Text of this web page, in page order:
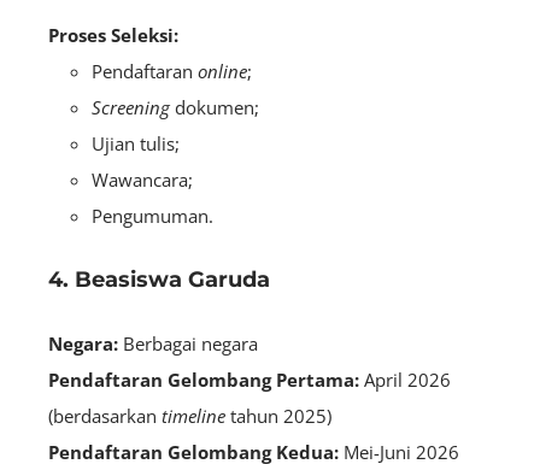
Proses Seleksi:
Pendaftaran online;
Screeningdokumen;
Ujian tulis;
Wawancara;
Pengumuman.
4. Beasiswa Garuda
Negara: Berbagai negara
Pendaftaran Gelombang Pertama: April 2026
(berdasarkan timeline tahun 2025)
Pendaftaran Gelombang Kedua: Mei-Juni 2026